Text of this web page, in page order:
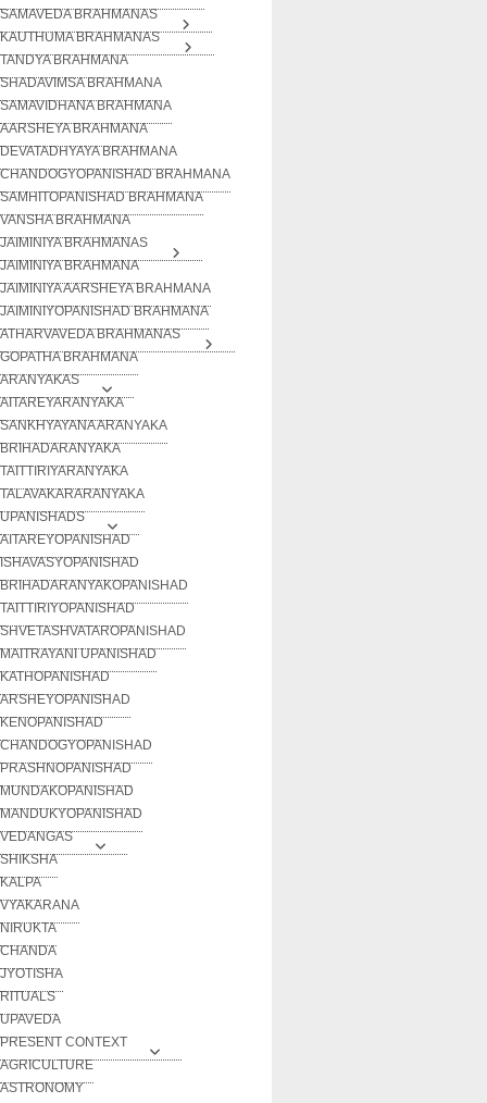
SAMAVEDA BRAHMANAS
KAUTHUMA BRAHMANAS
TANDYA BRAHMANA
SHADAVIMSA BRAHMANA
SAMAVIDHANA BRAHMANA
AARSHEYA BRAHMANA
DEVATADHYAYA BRAHMANA
CHANDOGYOPANISHAD BRAHMANA
SAMHITOPANISHAD BRAHMANA
VANSHA BRAHMANA
JAIMINIYA BRAHMANAS
JAIMINIYA BRAHMANA
JAIMINIYA AARSHEYA BRAHMANA
JAIMINIYOPANISHAD BRAHMANA
ATHARVAVEDA BRAHMANAS
GOPATHA BRAHMANA
ARANYAKAS
AITAREYARANYAKA
SANKHYAYANA ARANYAKA
BRIHADARANYAKA
TAITTIRIYARANYAKA
TALAVAKARARANYAKA
UPANISHADS
AITAREYOPANISHAD
ISHAVASYOPANISHAD
BRIHADARANYAKOPANISHAD
TAITTIRIYOPANISHAD
SHVETASHVATAROPANISHAD
MAITRAYANI UPANISHAD
KATHOPANISHAD
ARSHEYOPANISHAD
KENOPANISHAD
CHANDOGYOPANISHAD
PRASHNOPANISHAD
MUNDAKOPANISHAD
MANDUKYOPANISHAD
VEDANGAS
SHIKSHA
KALPA
VYAKARANA
NIRUKTA
CHANDA
JYOTISHA
RITUALS
UPAVEDA
PRESENT CONTEXT
AGRICULTURE
ASTRONOMY